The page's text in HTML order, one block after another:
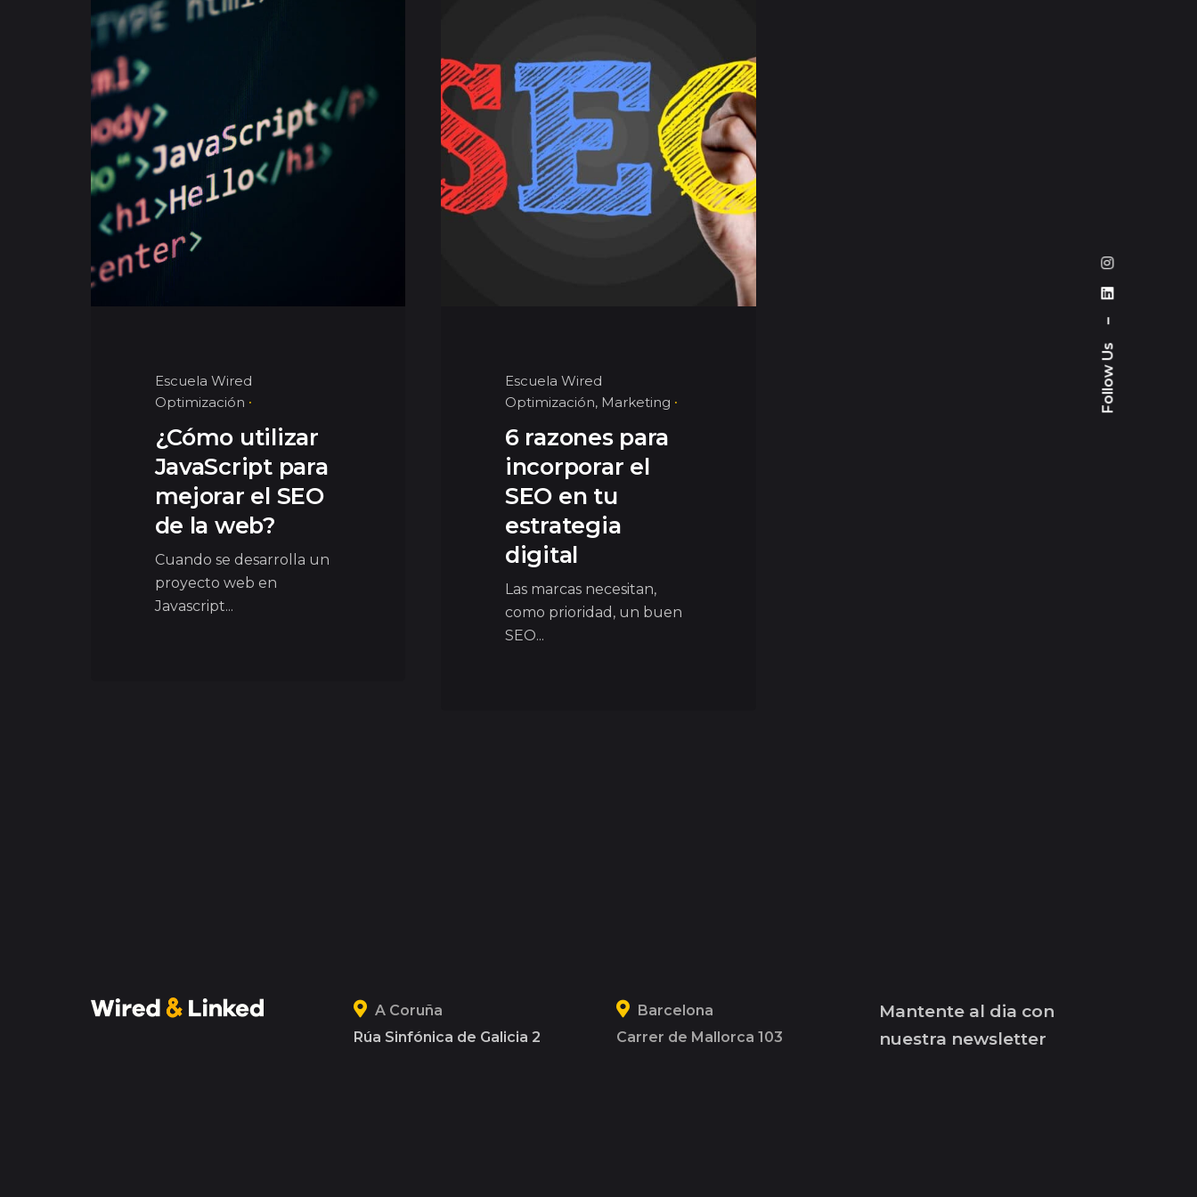
Follow Us
–
Escuela Wired
Optimización
¿Cómo utilizar
JavaScript para
mejorar el SEO
de la web?
Cuando se desarrolla un
proyecto web en
Javascript...
Escuela Wired
Optimización Marketing
6 razones para
incorporar el
SEO en tu
estrategia
digital
Las marcas necesitan,
como prioridad, un buen
SEO...
A Coruña
Rúa Sinfónica de Galicia 2
Barcelona
Carrer de Mallorca 103
Mantente al dia con
nuestra newsletter